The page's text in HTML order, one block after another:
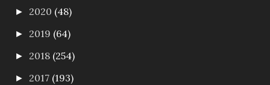
► 2020 (48)
► 2019 (64)
► 2018 (254)
► 2017 (193)